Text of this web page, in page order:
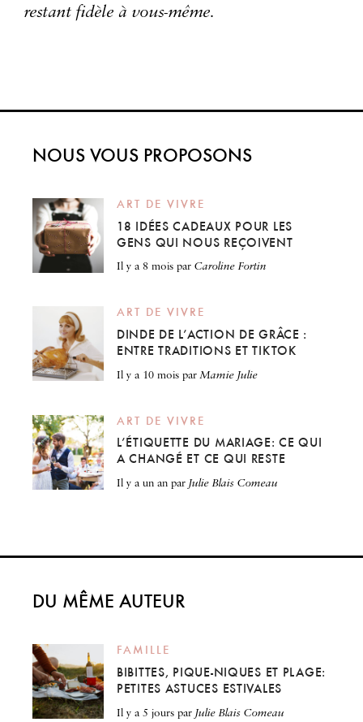
restant fidèle à vous-même.
NOUS VOUS PROPOSONS
ART DE VIVRE
18 IDÉES CADEAUX POUR LES
GENS QUI NOUS REÇOIVENT
il y a 8 mois par Caroline Fortin
ART DE VIVRE
DINDE DE L’ACTION DE GRÂCE :
ENTRE TRADITIONS ET TIKTOK
il y a 10 mois parMamie Julie
ART DE VIVRE
L’ÉTIQUETTE DU MARIAGE: CE QUI
A CHANGÉ ET CE QUI RESTE
il y a un an par Julie Blais Comeau
DU MÊME AUTEUR
FAMILLE
BIBITTES, PIQUE-NIQUES ET PLAGE:
PETITES ASTUCES ESTIVALES
il y a 5 jours par Julie Blais Comeau